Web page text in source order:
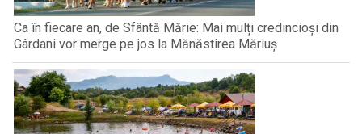
Ca în fiecare an, de Sfântă Mărie: Mai mulți credincioși din
Gârdani vor merge pe jos la Mănăstirea Măriuș